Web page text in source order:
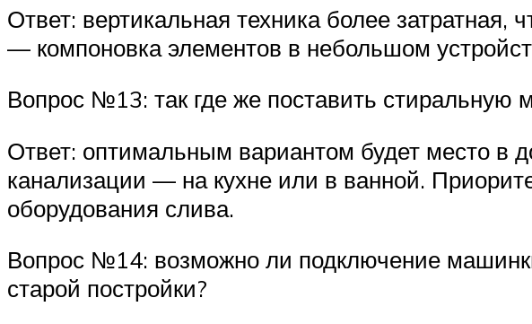
Ответ: вертикальная техника более затратная,
— компоновка элементов в небольшом
Вопрос №13: так где же поставить стиральную
Ответ: оптимальным вариантом будет место в
канализации — на кухне или в ванной.
оборудования слива.
Вопрос №14: возможно ли подключение
старой постройки?